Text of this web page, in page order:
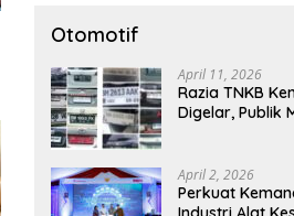
Otomotif
April 11, 2026
Razia TNKB
Digelar, Publik
Pemberitaan
April 2, 2026
Perkuat